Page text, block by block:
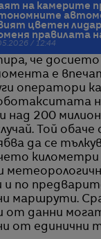
на камерите
цветен
правилата
/ 12:44
че
е
оператори
над 200
Той обаче
да се
километри
и по
маршрути.
от данни
от единични